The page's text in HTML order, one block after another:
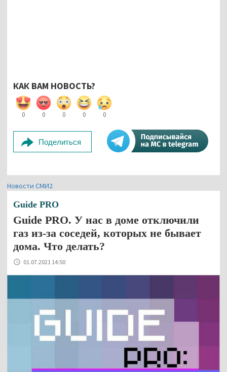
КАК ВАМ НОВОСТЬ?
0 0 0 0 0
Поделиться
Новости СМИ2
Guide PRO
Guide PRO. У нас в доме отключили
газ из-за соседей, которых не бывает
дома. Что делать?
01.07.2021 14:50